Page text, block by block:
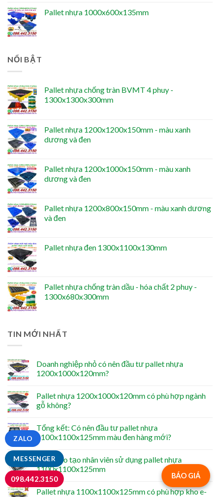
Pallet nhựa 1000x600x135mm
NỔI BẬT
Pallet nhựa chống tràn BVMT 4 phuy -
1300x1300x300mm
Pallet nhựa 1200x1200x150mm - màu xanh
dương và đen
Pallet nhựa 1200x1000x150mm - màu xanh
dương và đen
Pallet nhựa 1200x800x150mm - màu xanh dương
và đen
Pallet nhựa đen 1300x1100x130mm
Pallet nhựa chống tràn dầu - hóa chất 2 phuy -
1300x680x300mm
TIN MỚI NHẤT
Doanh nghiệp nhỏ có nên đầu tư pallet nhựa
1200x1000x120mm?
Pallet nhựa 1200x1000x120mm có phù hợp ngành
gỗ không?
Tổng kết: Có nên đầu tư pallet nhựa
1100x1100x125mm màu đen hàng mới?
Cách đào tạo nhân viên sử dụng pallet nhựa
1100x1100x125mm
Pallet nhựa 1100x1100x125mm có phù hợp kho e-
BÁO GIÁ
MESSENGER
ZALO
098.442.3150